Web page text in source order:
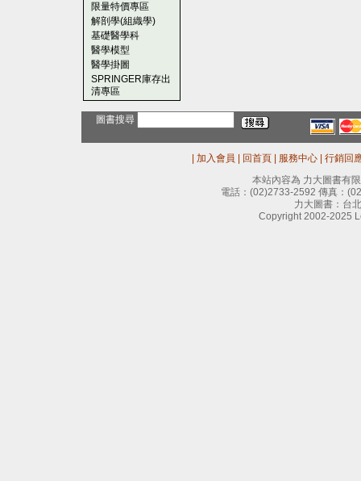
限量特價專區
解剖學(組織學)
基礎醫學科
醫學模型
醫學掛圖
SPRINGER庫存出
清專區
圖書搜尋
加入會員 回首頁 服務中心
行銷回
本站內容為 力大圖書有
電話： (02)2733-2592 傳真：
力大圖書：台
Copyright 2002-2025